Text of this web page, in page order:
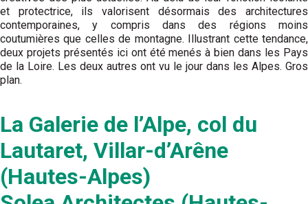
et protectrice, ils valorisent désormais des architectures
contemporaines, y compris dans des régions moins
coutumières que celles de montagne. Illustrant cette tendance,
deux projets présentés ici ont été menés à bien dans les Pays
de la Loire. Les deux autres ont vu le jour dans les Alpes. Gros
plan.
La Galerie de l’Alpe, col du
Lautaret, Villar-d’Arêne
(Hautes-Alpes)